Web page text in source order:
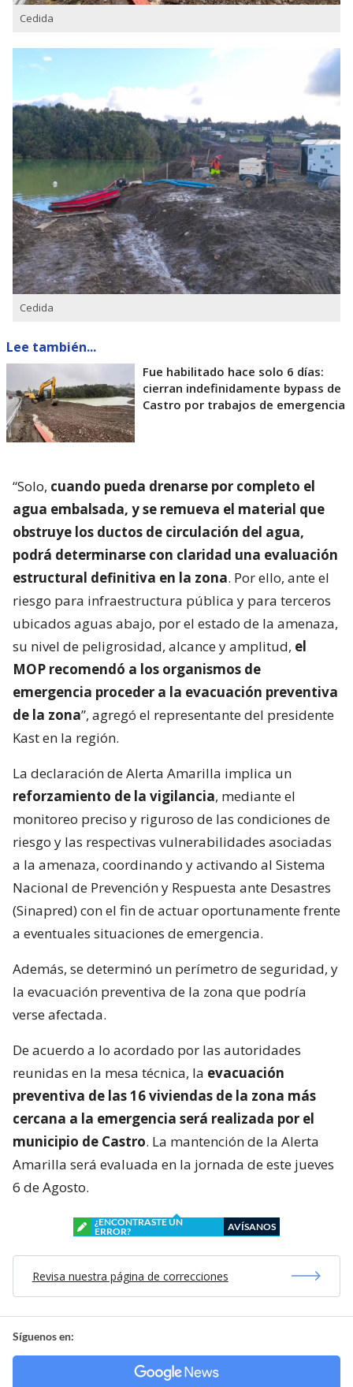
Cedida
Cedida
Lee también...
Fue habilitado hace solo 6 días:
cierran indefinidamente bypass de
Castro por trabajos de emergencia
“Solo, cuando pueda drenarse por completo el
agua embalsada, y se remueva el material que
obstruye los ductos de circulación del agua,
podrá determinarse con claridad una evaluación
estructural definitiva en la zona. Por ello, ante el
riesgo para infraestructura pública y para terceros
ubicados aguas abajo, por el estado de la amenaza,
su nivel de peligrosidad, alcance y amplitud, el
MOP recomendó a los organismos de
emergencia proceder a la evacuación preventiva
de la zona”, agregó el representante del presidente
Kast en la región.
La declaración de Alerta Amarilla implica un
reforzamiento de la vigilancia, mediante el
monitoreo preciso y riguroso de las condiciones de
riesgo y las respectivas vulnerabilidades asociadas
a la amenaza, coordinando y activando al Sistema
Nacional de Prevención y Respuesta ante Desastres
(Sinapred) con el fin de actuar oportunamente frente
a eventuales situaciones de emergencia.
Además, se determinó un perímetro de seguridad, y
la evacuación preventiva de la zona que podría
verse afectada.
De acuerdo a lo acordado por las autoridades
reunidas en la mesa técnica, la evacuación
preventiva de las 16 viviendas de la zona más
cercana a la emergencia será realizada por el
municipio de Castro. La mantención de la Alerta
Amarilla será evaluada en la jornada de este jueves
6 de Agosto.
¿ENCONTRASTE UN
ERROR?
AVÍSANOS
Revisa nuestra página de correcciones
Síguenos en: